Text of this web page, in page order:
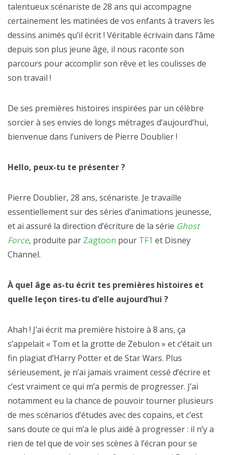
talentueux scénariste de 28 ans qui accompagne
certainement les matinées de vos enfants à travers les
dessins animés qu’il écrit ! Véritable écrivain dans l’âme
depuis son plus jeune âge, il nous raconte son
parcours pour accomplir son rêve et les coulisses de
son travail !
De ses premières histoires inspirées par un célèbre
sorcier à ses envies de longs métrages d’aujourd’hui,
bienvenue dans l’univers de Pierre Doublier !
Hello, peux-tu te présenter ?
Pierre Doublier, 28 ans, scénariste. Je travaille
essentiellement sur des séries d’animations jeunesse,
et ai assuré la direction d’écriture de la série Ghost
Force, produite par Zagtoon pour TF1 et Disney
Channel.
À quel âge as-tu écrit tes premières histoires et
quelle leçon tires-tu d’elle aujourd’hui ?
Ahah ! J’ai écrit ma première histoire à 8 ans, ça
s’appelait « Tom et la grotte de Zebulon » et c’était un
fin plagiat d’Harry Potter et de Star Wars. Plus
sérieusement, je n’ai jamais vraiment cessé d’écrire et
c’est vraiment ce qui m’a permis de progresser. J’ai
notamment eu la chance de pouvoir tourner plusieurs
de mes scénarios d’études avec des copains, et c’est
sans doute ce qui m’a le plus aidé à progresser : il n’y a
rien de tel que de voir ses scènes à l’écran pour se